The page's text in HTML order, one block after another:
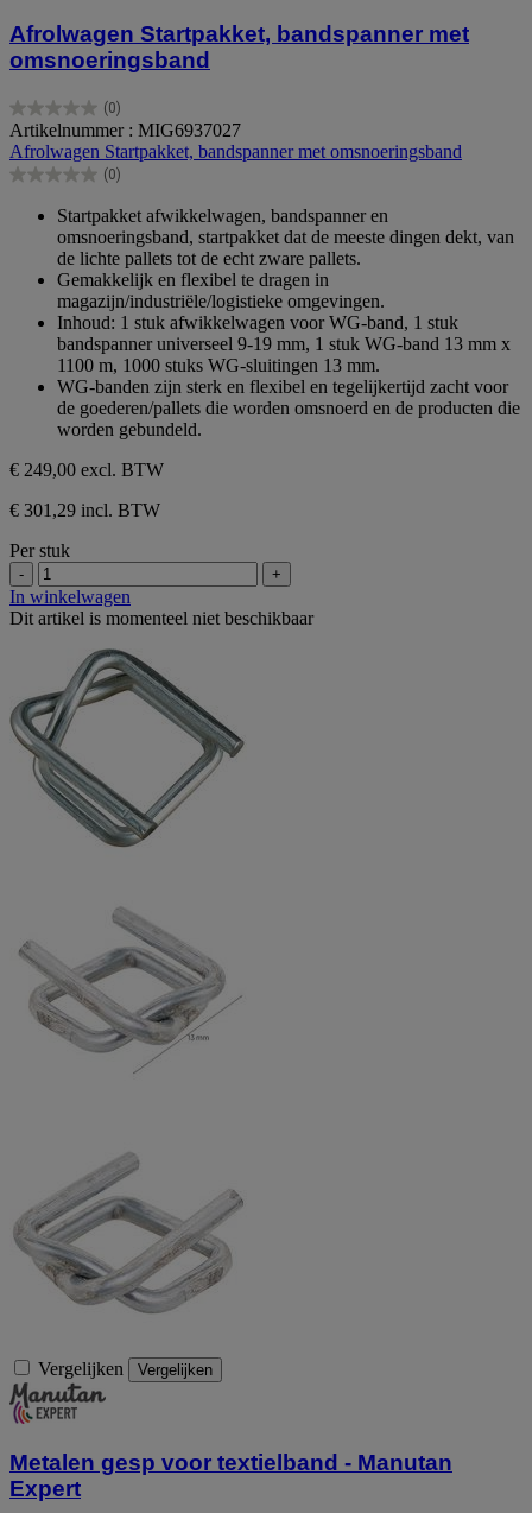
Afrolwagen Startpakket, bandspanner met
omsnoeringsband
(0)
0.0
van
de
5
Artikelnummer : MIG6937027
Afrolwagen Startpakket, bandspanner met omsnoeringsband
(0)
0.0
sterren.
Startpakket afwikkelwagen, bandspanner en
omsnoeringsband, startpakket dat de meeste dingen dekt, van
de lichte pallets tot de echt zware pallets.
Gemakkelijk en flexibel te dragen in
magazijn/industriële/logistieke omgevingen.
Inhoud: 1 stuk afwikkelwagen voor WG-band, 1 stuk
bandspanner universeel 9-19 mm, 1 stuk WG-band 13 mm x
1100 m, 1000 stuks WG-sluitingen 13 mm.
WG-banden zijn sterk en flexibel en tegelijkertijd zacht voor
de goederen/pallets die worden omsnoerd en de producten die
worden gebundeld.
€ 249,00 excl. BTW
€ 301,29 incl. BTW
Per stuk
- +
In winkelwagen
Dit artikel is momenteel niet beschikbaar
Vergelijken Vergelijken
Metalen gesp voor textielband - Manutan
Expert